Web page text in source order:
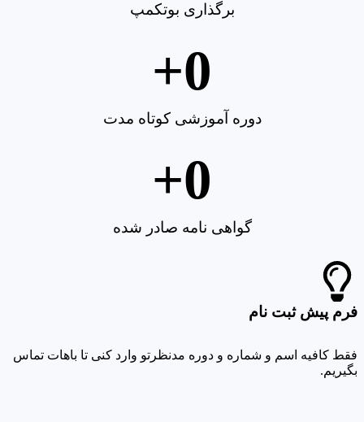
برگذاری بوتکمپ
دوره آموزشی کوتاه مدت
0
+
گواهی نامه صادر شده
0
+
فرم پیش ثبت نام
فقط کافیه اسم و شماره و دوره مدنظرتو وارد کنی تا باهات تماس
بگیریم.